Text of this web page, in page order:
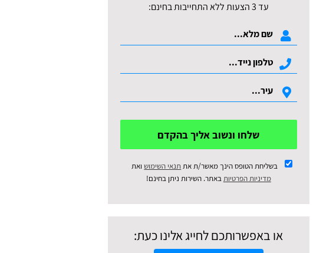
עד 3 הצעות ללא התחייבות בחינם:
שלחו ונשוב אליך בהקדם
בשליחת הטופס הינך מאשר/ת את תנאי השימושואת
מדיניות הפרטיותבאתר. השירות ניתן בחינם!
או באפשרותכם לחייג אלינו כעת: